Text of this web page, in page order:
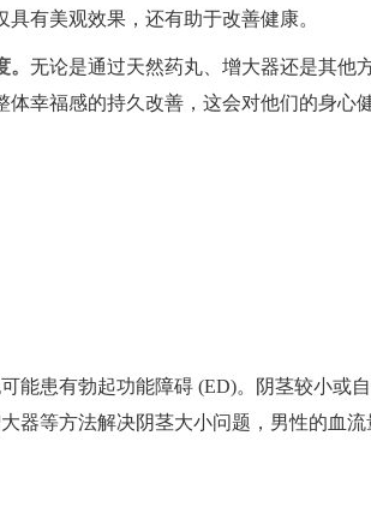
有美观效果，还有助于改善健康。
无论是通过天然药丸、增大器还是其他
幸福感的持久改善，这会对他们的身心
能患有勃起功能障碍 (ED)。阴茎较小或
器等方法解决阴茎大小问题，男性的血流